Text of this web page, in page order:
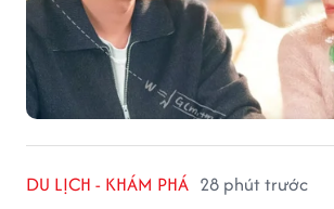
DU LỊCH - KHÁM PHÁ 28 phút trước